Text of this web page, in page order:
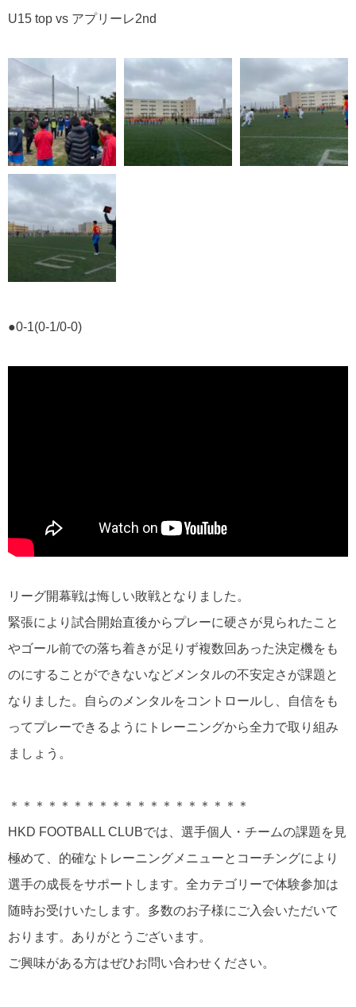
U15 top vs アプリーレ2nd
●0-1(0-1/0-0)
リーグ開幕戦は悔しい敗戦となりました。
緊張により試合開始直後からプレーに硬さが見られたこと
やゴール前での落ち着きが足りず複数回あった決定機をも
のにすることができないなどメンタルの不安定さが課題と
なりました。自らのメンタルをコントロールし、自信をも
ってプレーできるようにトレーニングから全力で取り組み
ましょう。
＊＊＊＊＊＊＊＊＊＊＊＊＊＊＊＊＊＊＊
HKD FOOTBALL CLUBでは、選手個人・チームの課題を見
極めて、的確なトレーニングメニューとコーチングにより
選手の成長をサポートします。全カテゴリーで体験参加は
随時お受けいたします。多数のお子様にご入会いただいて
おります。ありがとうございます。
ご興味がある方はぜひお問い合わせください。